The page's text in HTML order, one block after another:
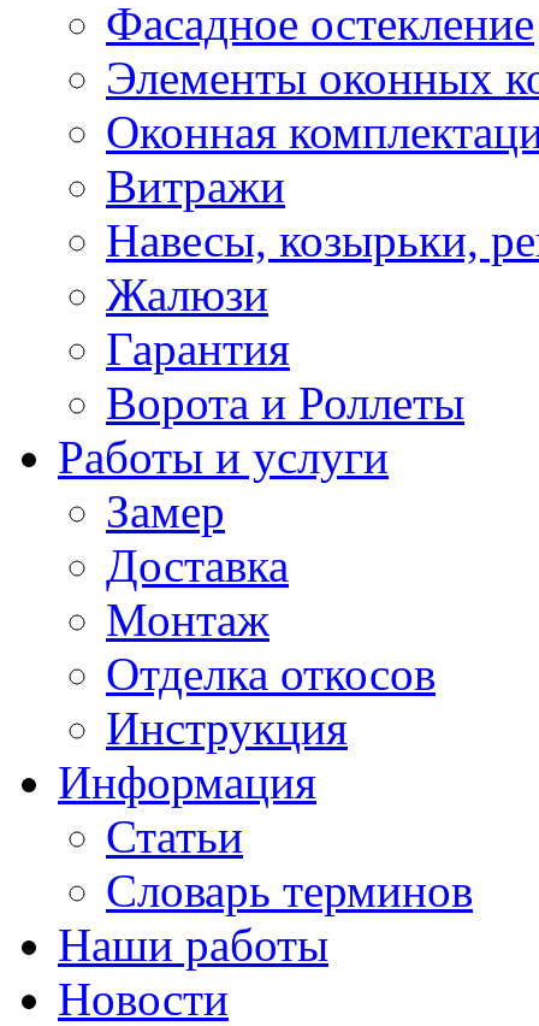
Фасадное остекление
Элементы оконных
Оконная
Витражи
Навесы, козырьки,
Жалюзи
Гарантия
Ворота и Роллеты
Работы и услуги
Замер
Доставка
Монтаж
Отделка откосов
Инструкция
Информация
Статьи
Словарь терминов
Наши работы
Новости